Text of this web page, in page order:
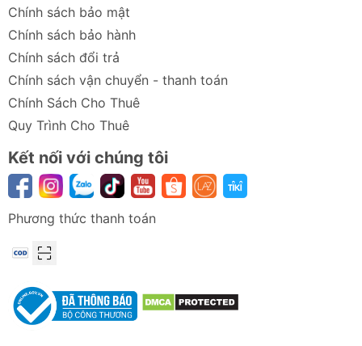
Chính sách bảo mật
Chính sách bảo hành
Chính sách đổi trả
Chính sách vận chuyển - thanh toán
Chính Sách Cho Thuê
Quy Trình Cho Thuê
Kết nối với chúng tôi
Phương thức thanh toán